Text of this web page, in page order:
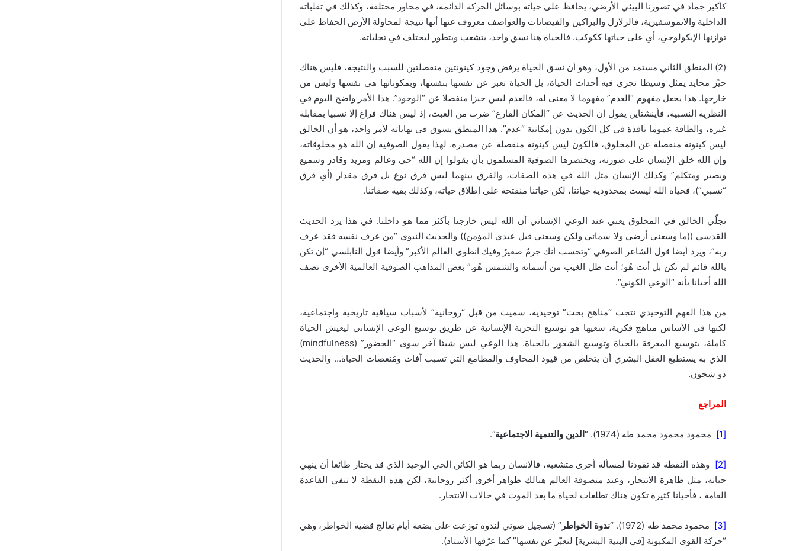
كأكبر جماد في تصورنا البيئي الأرضي، يحافظ على حياته بوسائل الحركة الدائمة، في محاور مختلفة، وكذلك في تقلباته
الداخلية والاتموسفيرية، فالزلازل والبراكين والفيضانات والعواصف معروف عنها أنها نتيجة لمحاولة الأرض الحفاظ على
توازنها الإيكولوجي، أي على حياتها ككوكب. فالحياة هنا نسق واحد، يتشعب ويتطور ليختلف في تجلياته.
(2) المنطق الثاني مستمد من الأول، وهو أن نسق الحياة يرفض وجود كينونتين منفصلتين للسبب والنتيجة، فليس هناك
حيّز محايد يمثل وسيطا تجري فيه أحداث الحياة، بل الحياة تعبر عن نفسها بنفسها، وبمكوناتها هي نفسها وليس من
خارجها. هذا يجعل مفهوم “العدم” مفهوما لا معنى له، فالعدم ليس حيزا منفصلا عن “الوجود”. هذا الأمر واضح اليوم في
النظرية النسبية، فأينشتاين يقول إن الحديث عن “المكان الفارغ” ضرب من العبث، إذ ليس هناك فراغ إلا نسبيا بمقابلة
غيره، والطاقة عموما نافذة في كل الكون بدون إمكانية “عدم”. هذا المنطق يسوق في نهاياته لأمر واحد، هو أن الخالق
ليس كينونة منفصلة عن المخلوق، فالكون ليس كينونة منفصلة عن مصدره. لهذا يقول الصوفية إن الله هو مخلوقاته،
وإن الله خلق الإنسان على صورته، ويختصرها الصوفية المسلمون بأن يقولوا إن الله “حي وعالم ومريد وقادر وسميع
وبصير ومتكلم” وكذلك الإنسان مثل الله في هذه الصفات، والفرق بينهما ليس فرق نوع بل فرق مقدار (أي فرق
“نسبي”)، فحياة الله ليست بمحدودية حياتنا، لكن حياتنا منفتحة على إطلاق حياته، وكذلك بقية صفاتنا.
تجلّي الخالق في المخلوق يعني عند الوعي الإنساني أن الله ليس خارجنا بأكثر مما هو داخلنا. في هذا يرد الحديث
القدسي ((ما وسعني أرضي ولا سمائي ولكن وسعني قبل عبدي المؤمن)) والحديث النبوي “من عرف نفسه فقد عرف
ربه”، ويرد أيضا قول الشاعر الصوفي “وتحسب أنك جرمٌ صغيرٌ وفيك انطوى العالم الأكبر” وأيضا قول النابلسي “إن تكن
بالله قائم لم تكن بل أنت هُو؛ أنت ظل الغيب من أسمائه والشمس هُو.” بعض المذاهب الصوفية العالمية الأخرى تصف
الله أحيانا بأنه “الوعي الكوني”.
من هذا الفهم التوحيدي نتجت “مناهج بحث” توحيدية، سميت من قبل “روحانية” لأسباب سياقية تاريخية واجتماعية،
لكنها في الأساس مناهج فكرية، سعيها هو توسيع التجربة الإنسانية عن طريق توسيع الوعي الإنساني ليعيش الحياة
كاملة، بتوسيع المعرفة بالحياة وتوسيع الشعور بالحياة. هذا الوعي ليس شيئا آخر سوى “الحضور” (mindfulness)
الذي به يستطيع العقل البشري أن يتخلص من قيود المخاوف والمطامع التي تسبب آفات ومُنغصات الحياة… والحديث
ذو شجون.
المراجع
[1] محمود محمود محمد طه (1974). “ الدين والتنمية الاجتماعية“.
[2]
وهذه النقطة قد تقودنا لمسألة أخرى متشعبة، فالإنسان ربما هو الكائن الحي الوحيد الذي قد يختار طائعا أن ينهي
حياته، مثل ظاهرة الانتحار، وعند متصوفة العالم هنالك ظواهر أخرى أكثر روحانية، لكن هذه النقطة لا تنفي القاعدة
العامة ، فأحيانا كثيرة تكون هناك تطلعات لحياة ما بعد الموت في حالات الانتحار.
[3] محمود محمد طه (1972). “ ندوة الخواطر ” (تسجيل صوتي لندوة توزعت على بضعة أيام تعالج قضية الخواطر، وهي
“حركة القوى المكبوتة [في البنية البشرية] لتعبّر عن نفسها” كما عرّفها الأستاذ).